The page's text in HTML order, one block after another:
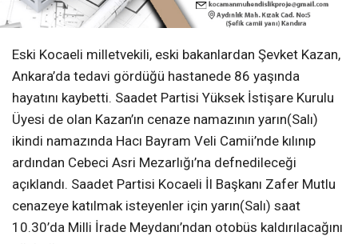
Eski Kocaeli milletvekili, eski bakanlardan Şevket Kazan,
Ankara’da tedavi gördüğü hastanede 86 yaşında
hayatını kaybetti. Saadet Partisi Yüksek İstişare Kurulu
Üyesi de olan Kazan’ın cenaze namazının yarın(Salı)
ikindi namazında Hacı Bayram Veli Camii’nde kılınıp
ardından Cebeci Asri Mezarlığı’na defnedileceği
açıklandı. Saadet Partisi Kocaeli İl Başkanı Zafer Mutlu
cenazeye katılmak isteyenler için yarın(Salı) saat
10.30’da Milli İrade Meydanı’ndan otobüs kaldırılacağını